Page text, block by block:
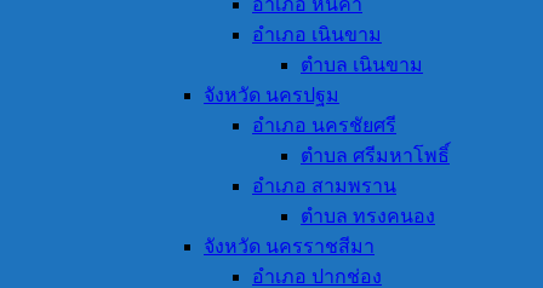
อำเภอ หันคา
อำเภอ เนินขาม
ตำบล เนินขาม
จังหวัด นครปฐม
อำเภอ นครชัยศรี
ตำบล ศรีมหาโพธิ์
อำเภอ สามพราน
ตำบล ทรงคนอง
จังหวัด นครราชสีมา
อำเภอ ปากช่อง